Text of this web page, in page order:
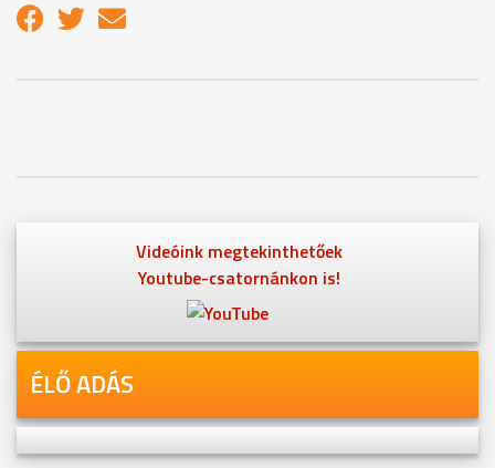
Videóink megtekinthetőek
Youtube-csatornánkon is!
ÉLŐ ADÁS